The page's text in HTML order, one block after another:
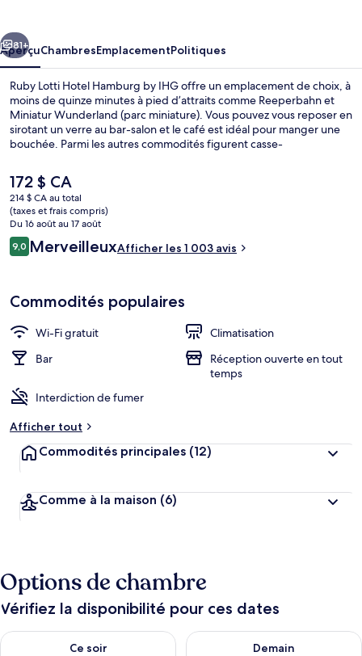
Hamburg
by
IHG
Suivant
81+
AperçuChambresEmplacementPolitiques
Ruby Lotti Hotel Hamburg by IHG offre un emplacement de choix, à
moins de quinze minutes à pied d’attraits comme Reeperbahn et
Miniatur Wunderland (parc miniature). Vous pouvez vous reposer en
sirotant un verre au bar-salon et le café est idéal pour manger une
bouchée. Parmi les autres commodités figurent casse-
l’emplacement sont des éléments très prisés par les voyageurs. Le
transport en commun se trouve à quelques minutes de marche :
Station S-Bahn Stadthausbrücke se trouve à 3 minutes et Station U-
Bahn Rodingsmarkt est à 5 minutes.
Le
prix
actuel
est
de 172 $ CA
172 $ CA
214 $ CA au total
(taxes et frais compris)
Du 16 août au 17 août
Avis
9,09,0 sur 10 –
MerveilleuxAfficher les 1 003 avis
Commodités populaires
Wi-Fi gratuit
Climatisation
Bar
Réception ouverte en tout
temps
Interdiction de fumer
Afficher tout
Commodités principales (12)
Comme à la maison (6)
Options de chambre
Vérifiez la disponibilité pour ces dates
Ce soir
Vérifier la disponibilité pour ce soir août 9 - août 10
Demain
Vérifier la disponibilité pour